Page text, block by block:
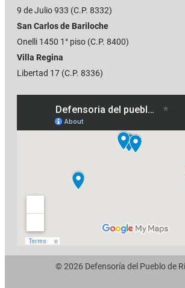
9 de Julio 933 (C.P. 8332)
San Carlos de Bariloche
Onelli 1450 1° piso (C.P. 8400)
Villa Regina
Libertad 17 (C.P. 8336)
© 2026 Defensoría del Pueblo de